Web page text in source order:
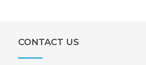
CONTACT US